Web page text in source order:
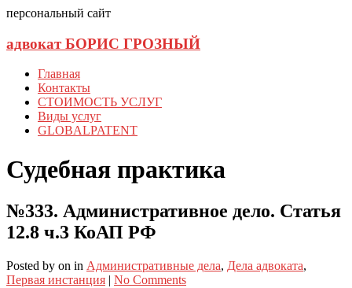
персональный сайт
адвокат БОРИС ГРОЗНЫЙ
Главная
Контакты
СТОИМОСТЬ УСЛУГ
Виды услуг
GLOBALPATENT
Судебная практика
№333. Административное дело. Статья
12.8 ч.3 КоАП РФ
Posted by on in Административные дела, Дела адвоката,
Первая инстанция | No Comments